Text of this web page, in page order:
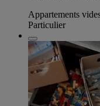
Appartements
Particulier